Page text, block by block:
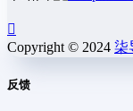
Copyright © 2024 柒
反馈